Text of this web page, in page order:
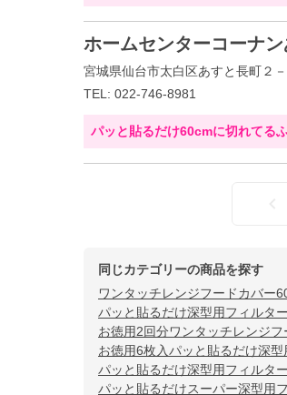
ホームセンターコーナ
宮城県仙台市太白区あすと長町２
TEL: 022-746-8981
パッと貼るだけ60cmに切れてる
同じカテゴリーの商品を探す
ワンタッチレンジフードカバー
パッと貼るだけ深型用フィルタ
お徳用2回分ワンタッチレンジ
お徳用6枚入パッと貼るだけ深
パッと貼るだけ深型用フィルタ
パッと貼るだけスーパー深型用